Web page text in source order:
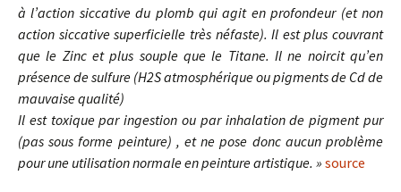
à l’action siccative du plomb qui agit en profondeur (et non
action siccative superficielle très néfaste). Il est plus couvrant
que le Zinc et plus souple que le Titane. Il ne noircit qu’en
présence de sulfure (H2S atmosphérique ou pigments de Cd de
mauvaise qualité)
Il est toxique par ingestion ou par inhalation de pigment pur
(pas sous forme peinture) , et ne pose donc aucun problème
pour une utilisation normale en peinture artistique. » source